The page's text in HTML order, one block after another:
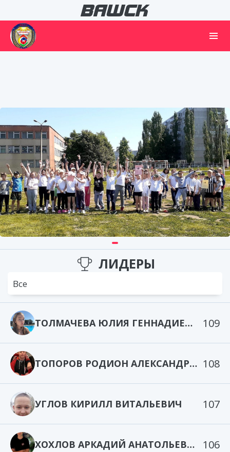
ЛИДЕРЫ
Все
ТОЛМАЧЕВА ЮЛИЯ ГЕННАДИЕВНА 109
ТОПОРОВ РОДИОН АЛЕКСАНДРОВИЧ 108
УГЛОВ КИРИЛЛ ВИТАЛЬЕВИЧ 107
ХОХЛОВ АРКАДИЙ АНАТОЛЬЕВИЧ 106